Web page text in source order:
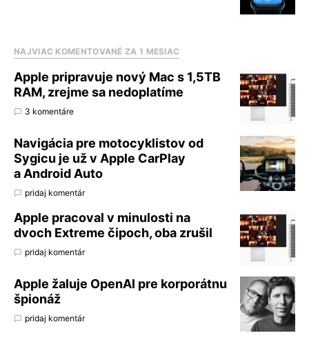
NAJVIAC KOMENTOVANÉ ZA 1 MESIAC
Apple pripravuje nový Mac s 1,5TB
RAM, zrejme sa nedoplatíme
3 komentáre
Navigácia pre motocyklistov od
Sygicu je už v Apple CarPlay
a Android Auto
pridaj komentár
Apple pracoval v minulosti na
dvoch Extreme čipoch, oba zrušil
pridaj komentár
Apple žaluje OpenAI pre korporátnu
špionáž
pridaj komentár